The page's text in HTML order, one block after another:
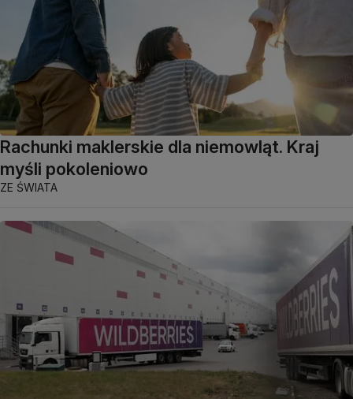
Rachunki maklerskie dla niemowląt. Kraj
myśli pokoleniowo
ZE ŚWIATA